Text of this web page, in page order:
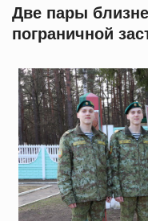
Две пары
пограничной